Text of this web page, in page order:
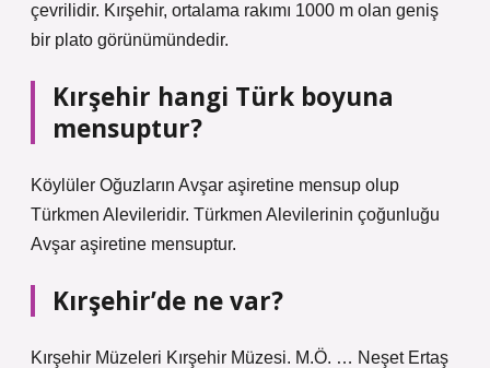
çevrilidir. Kırşehir, ortalama rakımı 1000 m olan geniş
bir plato görünümündedir.
Kırşehir hangi Türk boyuna
mensuptur?
Köylüler Oğuzların Avşar aşiretine mensup olup
Türkmen Alevileridir. Türkmen Alevilerinin çoğunluğu
Avşar aşiretine mensuptur.
Kırşehir’de ne var?
Kırşehir Müzeleri Kırşehir Müzesi. M.Ö. … Neşet Ertaş